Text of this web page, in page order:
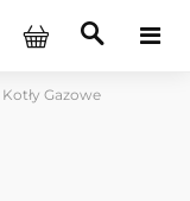
Kotły Gazowe